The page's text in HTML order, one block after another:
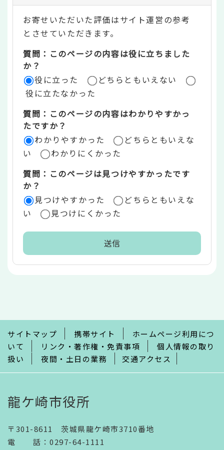
テ
ン
ツ
評
価
リ
ア
お寄せいただいた評価はサイト運営の参考
とさせていただきます。
質問：このページの内容は役に立ちました
か？
役に立った
どちらともいえない
役に立たなかった
質問：このページの内容はわかりやすかっ
たですか？
わかりやすかった
どちらともいえな
い
わかりにくかった
質問：このページは見つけやすかったです
か？
見つけやすかった
どちらともいえな
い
見つけにくかった
で
サイトマップ 携帯サイト
ホームページ利用につ
いて
リンク・著作権・免責事項
個人情報の取り
扱い
夜間・土日の業務 交通アクセス
龍ケ崎市役所
〒301-8611 茨城県龍ケ崎市3710番地
電話 ： 0297-64-1111